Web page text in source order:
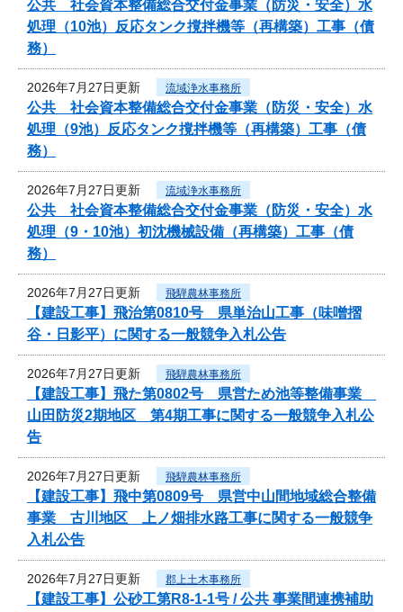
公共 社会資本整備総合交付金事業（防災・安全）水
処理（10池）反応タンク撹拌機等（再構築）工事（債
務）
2026年7月27日更新 流域浄水事務所
公共 社会資本整備総合交付金事業（防災・安全）水
処理（9池）反応タンク撹拌機等（再構築）工事（債
務）
2026年7月27日更新 流域浄水事務所
公共 社会資本整備総合交付金事業（防災・安全）水
処理（9・10池）初沈機械設備（再構築）工事（債
務）
2026年7月27日更新 飛騨農林事務所
【建設工事】飛治第0810号 県単治山工事（味噌摺
谷・日影平）に関する一般競争入札公告
2026年7月27日更新 飛騨農林事務所
【建設工事】飛た第0802号 県営ため池等整備事業
山田防災2期地区 第4期工事に関する一般競争入札公
告
2026年7月27日更新 飛騨農林事務所
【建設工事】飛中第0809号 県営中山間地域総合整備
事業 古川地区 上ノ畑排水路工事に関する一般競争
入札公告
2026年7月27日更新 郡上土木事務所
【建設工事】公砂工第R8-1-1号 / 公共 事業間連携補助